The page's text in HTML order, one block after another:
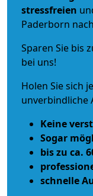
stressfreien
Paderborn
Sparen Sie bis
bei uns!
Holen Sie sich
unverbindliche
Keine
Sogar
bis zu ca.
schnelle